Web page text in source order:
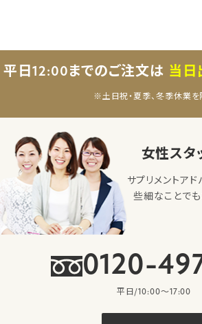
平日12:00までのご注文は 当日
※土日祝・夏季、冬季休業を
女性スタ
サプリメントア
些細なことで
0120-
平日/10:00〜17:00